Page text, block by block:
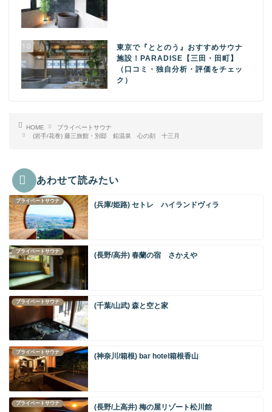
10
東京で『ととのう』おすすめサウナ
施設！PARADISE【三田・田町】
（口コミ・独自分析・評価をチェッ
ク）
HOME
プライベートサウナ
(岩手/花巻) 藤三旅館・別邸 鉛温泉 心の刻 十三月
あわせて読みたい
プライベートサウナ (兵庫/姫路) セトレ ハイランドヴィラ
プライベートサウナ (長野/高井) 春蘭の宿 さかえや
プライベートサウナ (千葉/山武) 森と空と家
プライベートサウナ (神奈川/箱根) bar hotel箱根香山
プライベートサウナ (長野/上高井) 梅の屋リゾート松川館